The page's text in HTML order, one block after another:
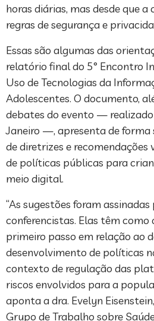
horas diárias, mas desde que
regras de segurança e
Essas são algumas das
relatório final do 5° Encontro
Uso de Tecnologias da
Adolescentes. O documento,
debates do evento — realizado
Janeiro —, apresenta de
de diretrizes e
de políticas públicas para
meio digital.
“As sugestões foram
conferencistas. Elas têm
primeiro passo em relação ao
desenvolvimento de políticas
contexto de regulação das
riscos envolvidos para a
aponta a dra. Evelyn
Grupo de Trabalho sobre